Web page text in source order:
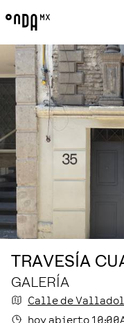
TRAVESÍA
GALERÍA
Calle de
hoyabierto